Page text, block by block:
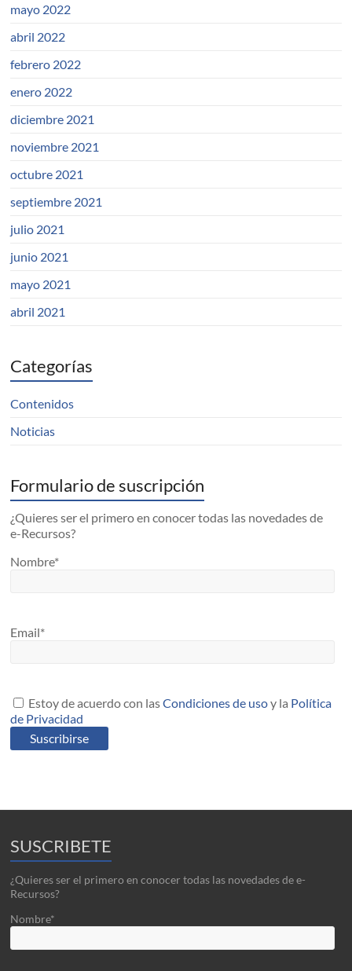
mayo 2022
abril 2022
febrero 2022
enero 2022
diciembre 2021
noviembre 2021
octubre 2021
septiembre 2021
julio 2021
junio 2021
mayo 2021
abril 2021
Categorías
Contenidos
Noticias
Formulario de suscripción
¿Quieres ser el primero en conocer todas las novedades de
e-Recursos?
Nombre*
Email*
Estoy de acuerdo con lasCondiciones de usoy la Política
de Privacidad
SUSCRIBETE
¿Quieres ser el primero en conocer todas las novedades de e-
Recursos?
Nombre*